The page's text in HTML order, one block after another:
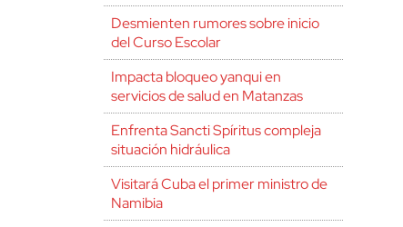
Desmienten rumores sobre inicio
del Curso Escolar
Impacta bloqueo yanqui en
servicios de salud en Matanzas
Enfrenta Sancti Spíritus compleja
situación hidráulica
Visitará Cuba el primer ministro de
Namibia